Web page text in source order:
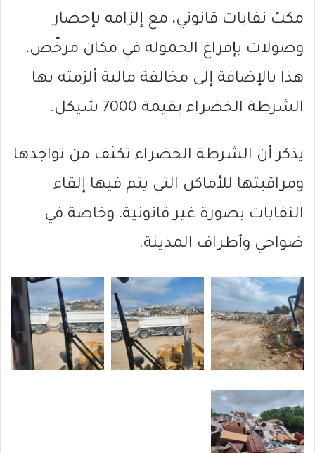
مكبّ نفايات قانوني، مع إلزامه بإحضار
وصولات بإفراغ الحمولة في مكان مرخّص،
هذا بالإضافة إلى مخالفة مالية ألزمته بها
الشرطة الخضراء بقيمة 7000 شيكل.
يذكر أن الشرطة الخضراء تكثف من تواجدها
ومراقبتها للأماكن التي يتم فيها إلقاء
النفايات بصورة غير قانونية، وخاصة في
ضواحي وأطراف المدينة.